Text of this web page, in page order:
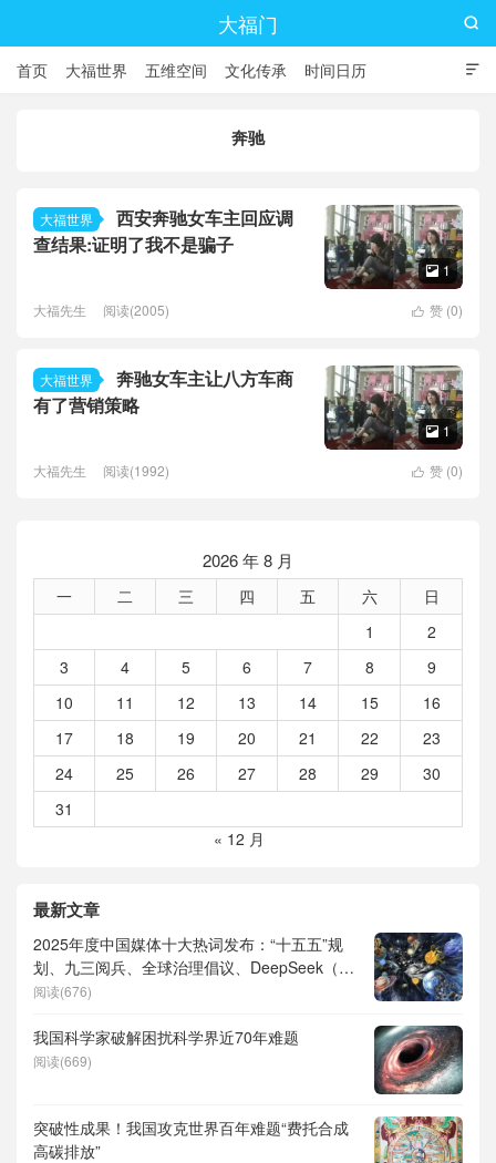
大福门

首页 大福世界 五维空间 文化传承 时间日历

奔驰
大福世界
西安奔驰女车主回应调
查结果:证明了我不是骗子
 1
 赞 (0)
大福先生 阅读(2005)
大福世界
奔驰女车主让八方车商
有了营销策略
 1
 赞 (0)
大福先生 阅读(1992)
2026 年 8 月
一 二 三 四 五 六
日
1
2
3
4 5 6 7 8
9
10
11 12 13 14 15
16
17
18 19 20 21 22
23
24
25 26 27 28 29
30
31
« 12 月
最新文章
2025年度中国媒体十大热词发布：“十五五”规
划、九三阅兵、全球治理倡议、DeepSeek（深
度求索）、人形机器人、苏超、票根经济、育
阅读(676)
我国科学家破解困扰科学界近70年难题
阅读(669)
突破性成果！我国攻克世界百年难题“费托合成
高碳排放”